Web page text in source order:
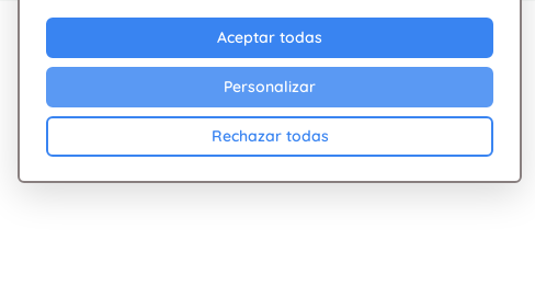
Aceptar todas
Personalizar
Rechazar todas
Descubre Giftsy
Cashback
Blog
Condiciones
Cookies